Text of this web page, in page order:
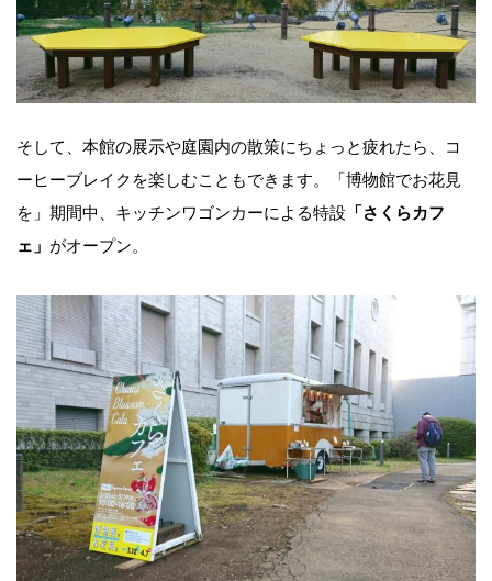
そして、本館の展示や庭園内の散策にちょっと疲れたら、コ
ーヒーブレイクを楽しむこともできます。「博物館でお花見
を」期間中、キッチンワゴンカーによる特設 「さくらカフ
ェ」 がオープン。